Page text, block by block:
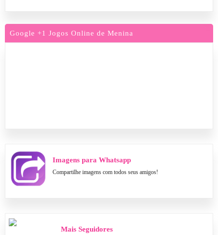
Google +1 Jogos Online de Menina
Imagens para Whatsapp
Compartilhe imagens com todos seus amigos!
Mais Seguidores